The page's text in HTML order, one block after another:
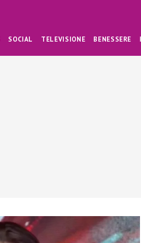
SOCIAL TELEVISIONE BENESSERE